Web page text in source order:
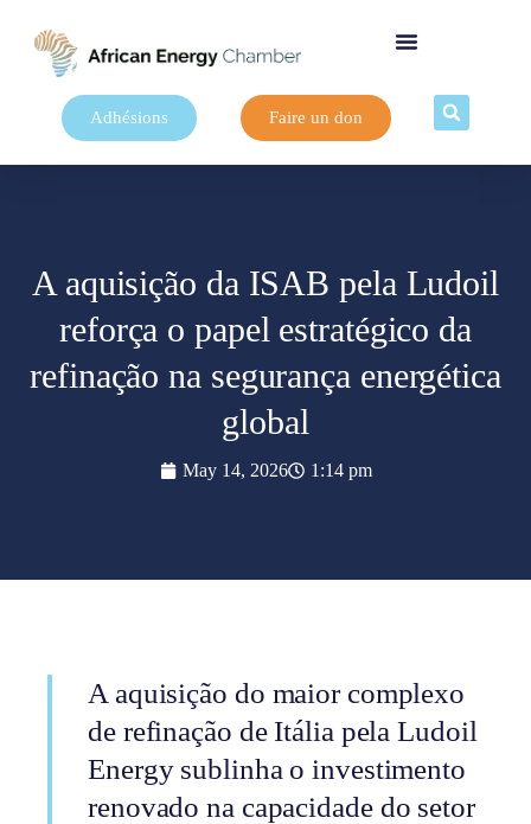
Adhésions Faire un don
A aquisição da ISAB pela Ludoil
reforça o papel estratégico da
refinação na segurança energética
global
May 14, 2026 1:14 pm
A aquisição do maior complexo
de refinação de Itália pela Ludoil
Energy sublinha o investimento
renovado na capacidade do setor